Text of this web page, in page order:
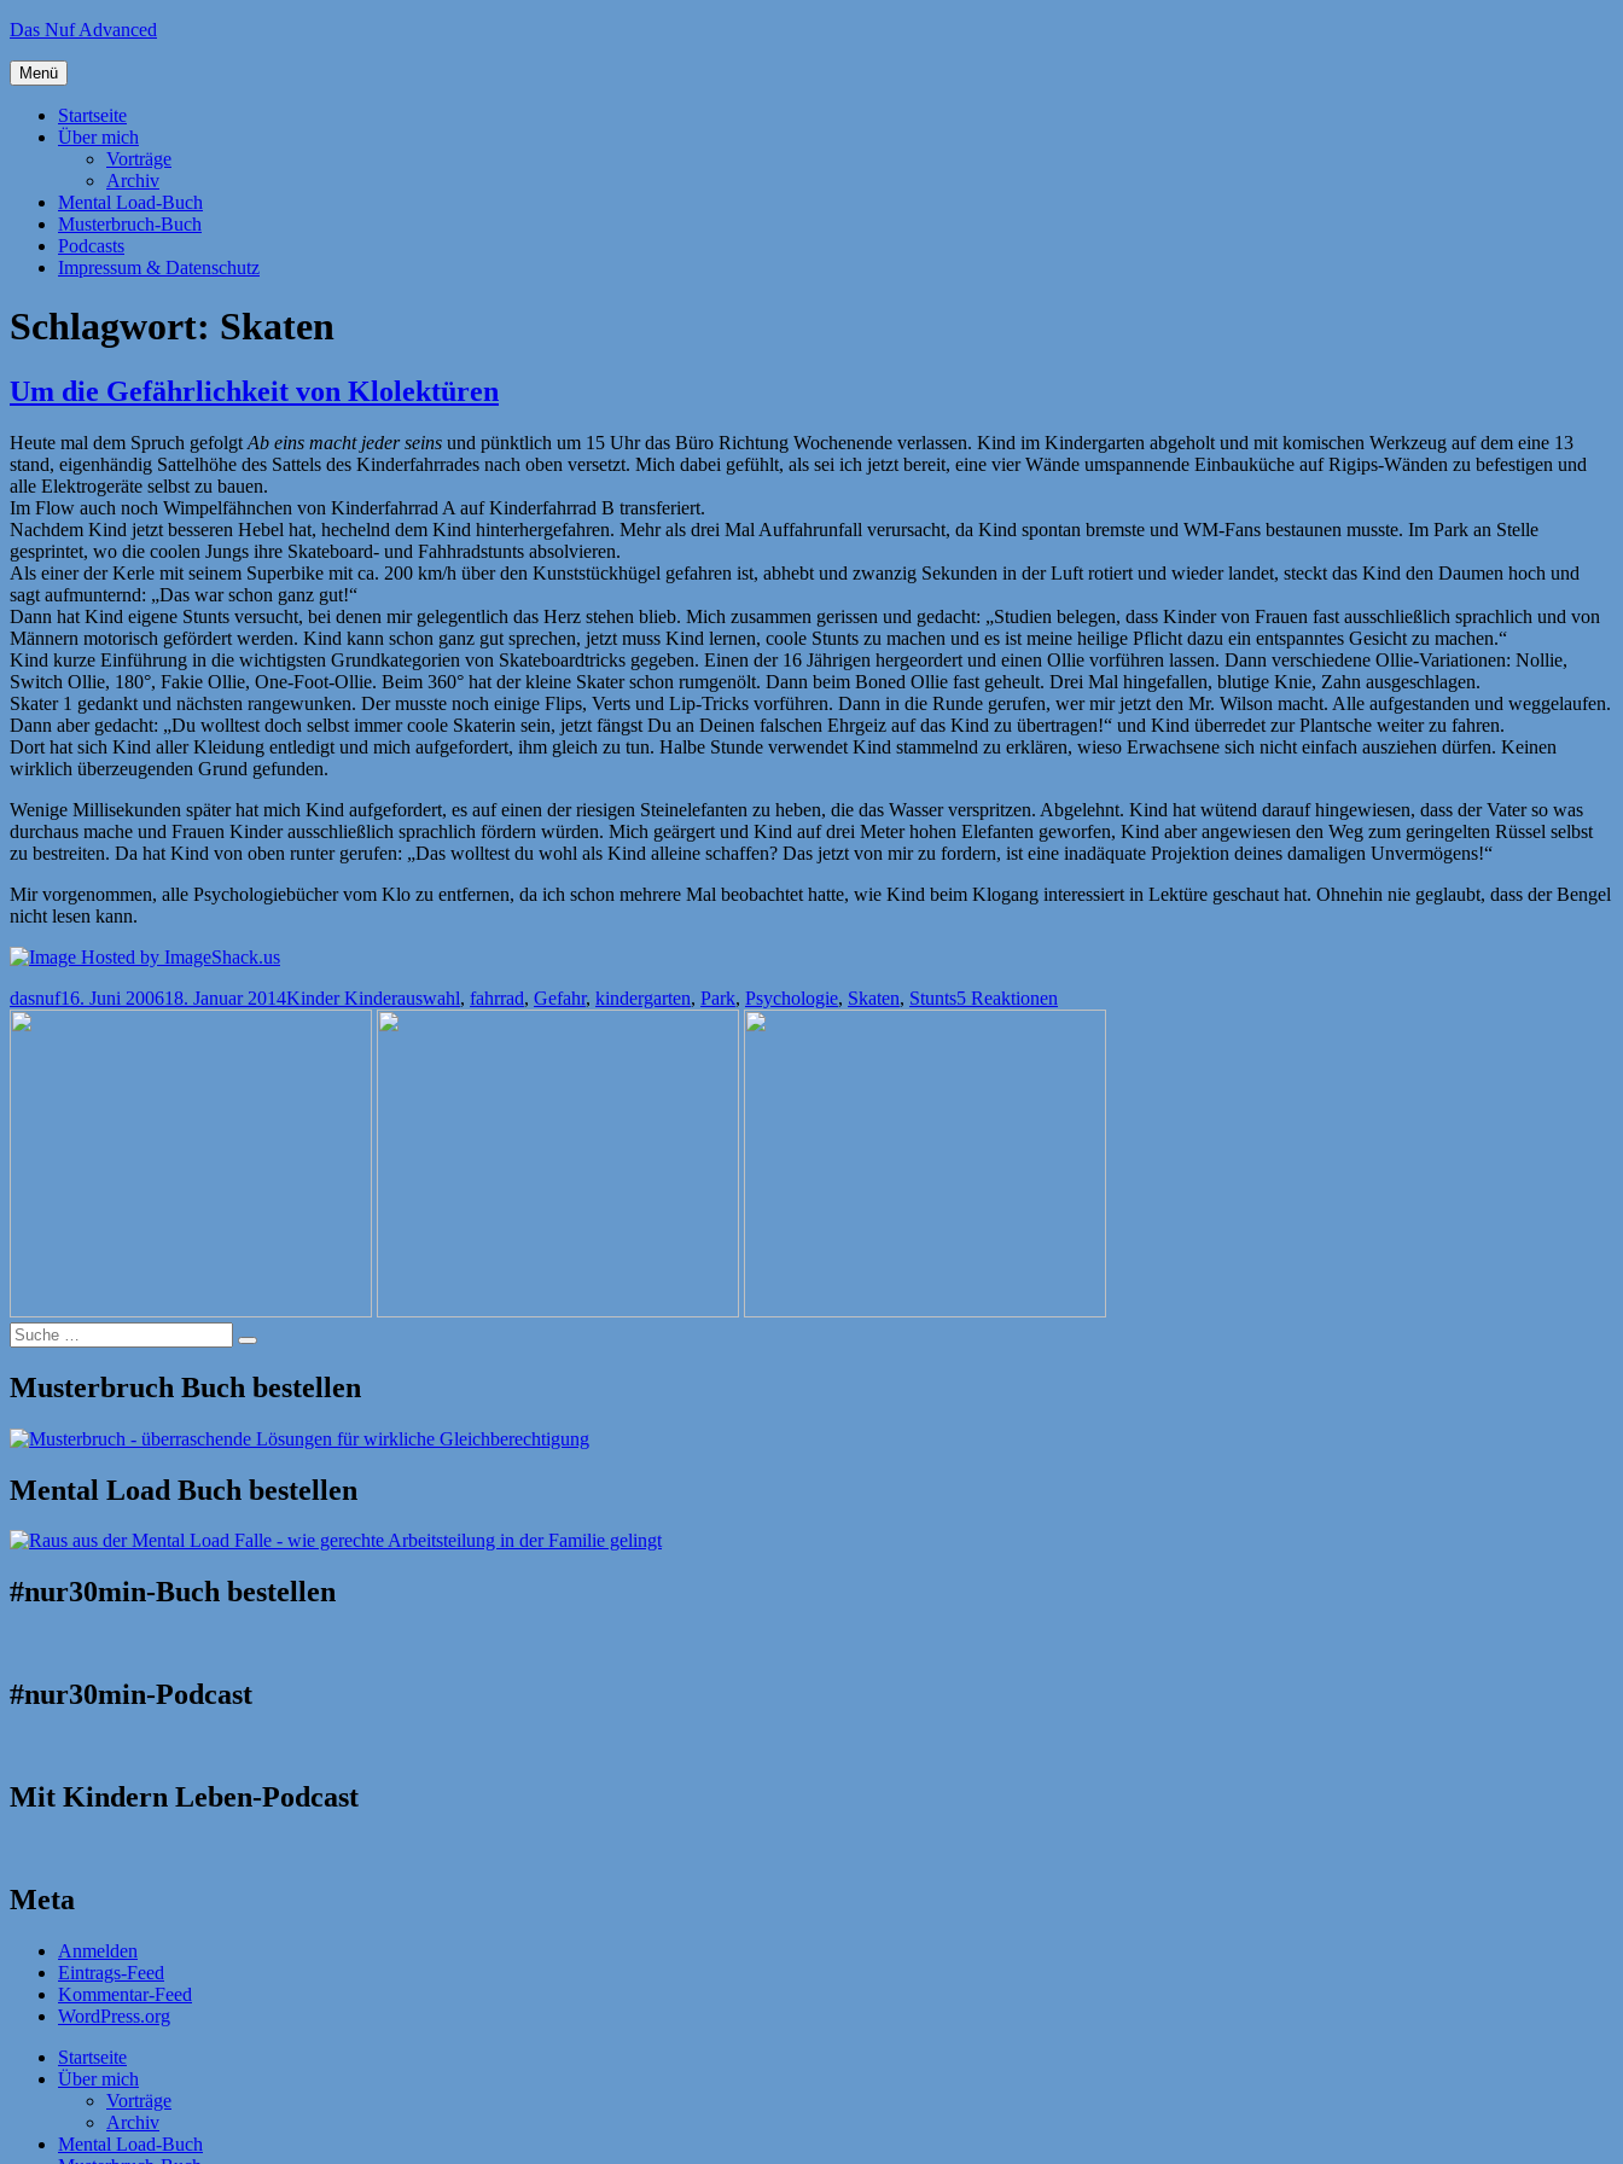
Zum
springen
Das Nuf Advanced
Menü
Startseite
Über mich
Vorträge
Archiv
Mental Load-Buch
Musterbruch-Buch
Podcasts
Impressum & Datenschutz
Schlagwort: Skaten
Um die Gefährlichkeit von Klolektüren
Heute mal dem Spruch gefolgt Ab eins macht jeder seins und pünktlich um 15 Uhr das Büro Richtung Wochenende verlassen. Kind im Kindergarten abgeholt und mit komischen Werkzeug auf dem eine 13
stand, eigenhändig Sattelhöhe des Sattels des Kinderfahrrades nach oben versetzt. Mich dabei gefühlt, als sei ich jetzt bereit, eine vier Wände umspannende Einbauküche auf Rigips-Wänden zu befestigen und
alle Elektrogeräte selbst zu bauen.
Im Flow auch noch Wimpelfähnchen von Kinderfahrrad A auf Kinderfahrrad B transferiert.
Nachdem Kind jetzt besseren Hebel hat, hechelnd dem Kind hinterhergefahren. Mehr als drei Mal Auffahrunfall verursacht, da Kind spontan bremste und WM-Fans bestaunen musste. Im Park an Stelle
gesprintet, wo die coolen Jungs ihre Skateboard- und Fahhradstunts absolvieren.
Als einer der Kerle mit seinem Superbike mit ca. 200 km/h über den Kunststückhügel gefahren ist, abhebt und zwanzig Sekunden in der Luft rotiert und wieder landet, steckt das Kind den Daumen hoch und
sagt aufmunternd: „Das war schon ganz gut!“
Dann hat Kind eigene Stunts versucht, bei denen mir gelegentlich das Herz stehen blieb. Mich zusammen gerissen und gedacht: „Studien belegen, dass Kinder von Frauen fast ausschließlich sprachlich und von
Männern motorisch gefördert werden. Kind kann schon ganz gut sprechen, jetzt muss Kind lernen, coole Stunts zu machen und es ist meine heilige Pflicht dazu ein entspanntes Gesicht zu machen.“
Kind kurze Einführung in die wichtigsten Grundkategorien von Skateboardtricks gegeben. Einen der 16 Jährigen hergeordert und einen Ollie vorführen lassen. Dann verschiedene Ollie-Variationen: Nollie,
Switch Ollie, 180°, Fakie Ollie, One-Foot-Ollie. Beim 360° hat der kleine Skater schon rumgenölt. Dann beim Boned Ollie fast geheult. Drei Mal hingefallen, blutige Knie, Zahn ausgeschlagen.
Skater 1 gedankt und nächsten rangewunken. Der musste noch einige Flips, Verts und Lip-Tricks vorführen. Dann in die Runde gerufen, wer mir jetzt den Mr. Wilson macht. Alle aufgestanden und weggelaufen.
Dann aber gedacht: „Du wolltest doch selbst immer coole Skaterin sein, jetzt fängst Du an Deinen falschen Ehrgeiz auf das Kind zu übertragen!“ und Kind überredet zur Plantsche weiter zu fahren.
Dort hat sich Kind aller Kleidung entledigt und mich aufgefordert, ihm gleich zu tun. Halbe Stunde verwendet Kind stammelnd zu erklären, wieso Erwachsene sich nicht einfach ausziehen dürfen. Keinen
wirklich überzeugenden Grund gefunden.
Wenige Millisekunden später hat mich Kind aufgefordert, es auf einen der riesigen Steinelefanten zu heben, die das Wasser verspritzen. Abgelehnt. Kind hat wütend darauf hingewiesen, dass der Vater so was
durchaus mache und Frauen Kinder ausschließlich sprachlich fördern würden. Mich geärgert und Kind auf drei Meter hohen Elefanten geworfen, Kind aber angewiesen den Weg zum geringelten Rüssel selbst
zu bestreiten. Da hat Kind von oben runter gerufen: „Das wolltest du wohl als Kind alleine schaffen? Das jetzt von mir zu fordern, ist eine inadäquate Projektion deines damaligen Unvermögens!“
Mir vorgenommen, alle Psychologiebücher vom Klo zu entfernen, da ich schon mehrere Mal beobachtet hatte, wie Kind beim Klogang interessiert in Lektüre geschaut hat. Ohnehin nie geglaubt, dass der Bengel
nicht lesen kann.
Autor
dasnufVeröffentlicht
16. Juni 200618. Januar 2014Kategorien
Kinder KinderSchlagwörter
auswahl, fahrrad, Gefahr, kindergarten, Park, Psychologie, Skaten, Stunts5 Reaktionen
Suche
nach:
Suche
Musterbruch Buch bestellen
Mental Load Buch bestellen
#nur30min-Buch bestellen
#nur30min-Podcast
Mit Kindern Leben-Podcast
Meta
Anmelden
Eintrags-Feed
Kommentar-Feed
WordPress.org
Startseite
Über mich
Vorträge
Archiv
Mental Load-Buch